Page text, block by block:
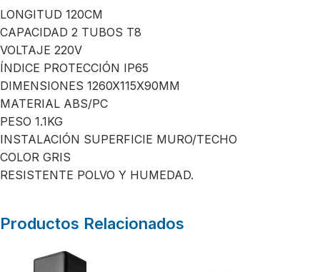
LONGITUD 120CM
CAPACIDAD 2 TUBOS T8
VOLTAJE 220V
ÍNDICE PROTECCIÓN IP65
DIMENSIONES 1260X115X90MM
MATERIAL ABS/PC
PESO 1.1KG
INSTALACIÓN SUPERFICIE MURO/TECHO
COLOR GRIS
RESISTENTE POLVO Y HUMEDAD.
Productos Relacionados